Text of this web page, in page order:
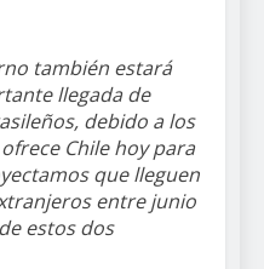
también estará
llegada de
debido a los
Chile hoy para
que lleguen
entre junio
estos dos